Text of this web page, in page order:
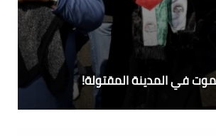
في المدينة المقتولة!